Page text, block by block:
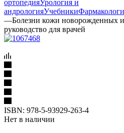
ортопедияУрология и
андрологияУчебники
—Болезни кожи новорожденных
руководство для врачей
ISBN: 978-5-93929-263-4
Нет в наличии